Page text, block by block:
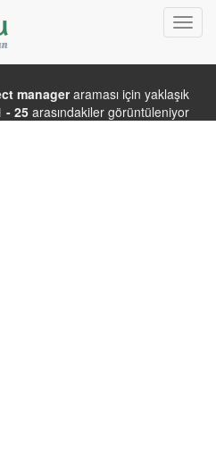
manageraraması için yaklaşık
- 25 arasındakiler görüntüleniyor